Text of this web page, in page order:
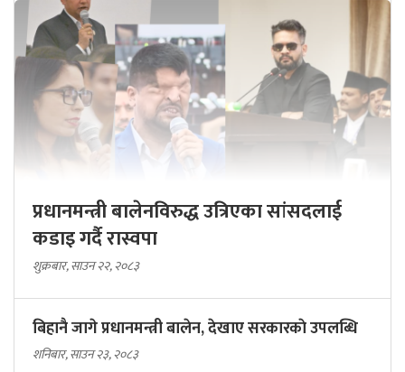
प्रधानमन्त्री बालेनविरुद्ध उत्रिएका सांसदलाई
कडाइ गर्दै रास्वपा
शुक्रबार, साउन २२, २०८३
बिहानै जागे प्रधानमन्त्री बालेन, देखाए सरकारकाे उपलब्धि
शनिबार, साउन २३, २०८३